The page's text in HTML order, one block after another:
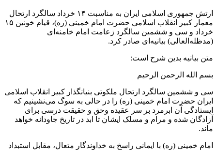
ارتش جمهوری اسلامی ایران به مناسبت ۱۴ خرداد سالگرد ارتحال
معمار کبیر انقلاب اسلامی حضرت امام خمینی (ره)، قیام خونین ۱۵
خرداد و سی و ششمین سالگرد زعامت امام خامنه‌ای
(مدظله‌العالی) بیانیه‌ای صادر کرد.
متن بیانیه بدین شرح است:
بسم الله الرحمن الرحیم
سی و ششمین سالگرد ارتحال ملکوتی بنیانگذار کبیر انقلاب اسلامی
ایران حضرت امام خمینی (ره) را در حالی به سوگ می‌نشینیم که
ایستادگی آن ابرمرد بر سر عقیده وحق و حقیقت درسی برای
آزادگان شده و مرام و مسلک ایشان تا ابد در تاریخ جاودانه خواهد
ماند.
امام خمینی (ره) با ایمانی راسخ به خداوندگار متعال، مقابل استبداد